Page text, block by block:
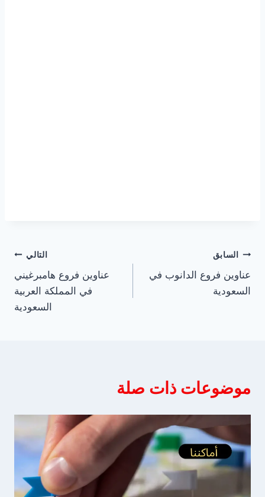
تصفّح
المقالات
السابق
عناوين فروع الدانوب في
السعودية
التالي
عناوين فروع هامبرغيني
في المملكة العربية
السعودية
موضوعات ذات صلة